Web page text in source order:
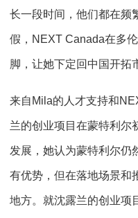
长一段时间，他们都在频
假，NEXT Canada在多
脚，让她下定回中国开拓
来自Mila的人才支持和
兰的创业项目在蒙特利尔
发展，她认为蒙特利尔仍
有优势，但在落地场景和
地方。就沈露兰的创业项